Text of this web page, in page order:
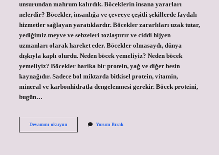
unsurundan mahrum kalırdık. Böceklerin insana yararları
nelerdir? Böcekler, insanlığa ve çevreye çeşitli şekillerde faydalı
hizmetler sağlayan yaratıklardır. Böcekler zararlıları uzak tutar,
yediğimiz meyve ve sebzeleri tozlaştırır ve ciddi hijyen
uzmanları olarak hareket eder. Böcekler olmasaydı, dünya
dışkıyla kaplı olurdu. Neden böcek yemeliyiz? Neden böcek
yemeliyiz? Böcekler harika bir protein, yağ ve diğer besin
kaynağıdır. Sadece bol miktarda bitkisel protein, vitamin,
mineral ve karbonhidratla dengelenmesi gerekir. Böcek proteini,
bugün…
Devamını okuyunBöcek
Yorum Bırak